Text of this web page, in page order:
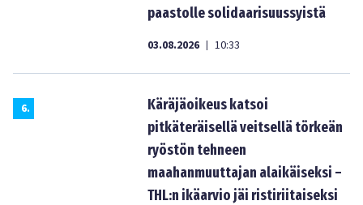
paastolle solidaarisuussyistä
03.08.2026 | 10:33
6.
Käräjäoikeus katsoi
pitkäteräisellä veitsellä törkeän
ryöstön tehneen
maahanmuuttajan alaikäiseksi –
THL:n ikäarvio jäi ristiriitaiseksi